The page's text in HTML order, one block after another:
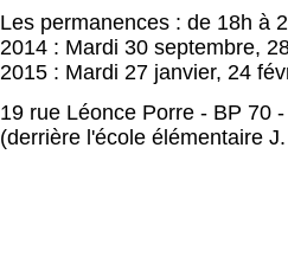
Les permanences : de 18h à
2014 : Mardi 30 septembre,
2015 : Mardi 27 janvier, 24
19 rue Léonce Porre - BP 70
(derrière l'école élémentaire